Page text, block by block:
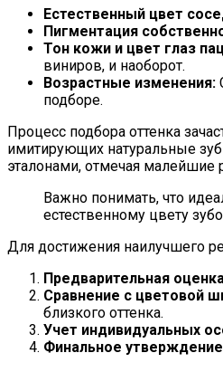
Естественный цвет
Пигментация
Тон кожи и цвет глаз
виниров, и наоборот.
Возрастные изменения:
подборе.
Процесс подбора оттенка
имитирующих натуральные
эталонами, отмечая малейшие
Важно понимать, что
естественному цвету
Для достижения наилучшего
Предварительная
Сравнение с цветовой
близкого оттенка.
Учет индивидуальных
Финальное